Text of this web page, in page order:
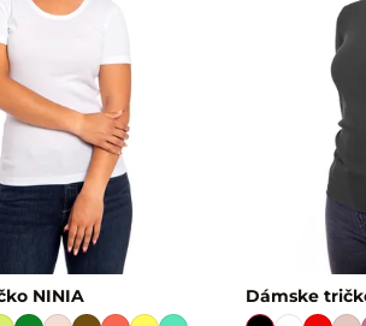
NINIA Dámske